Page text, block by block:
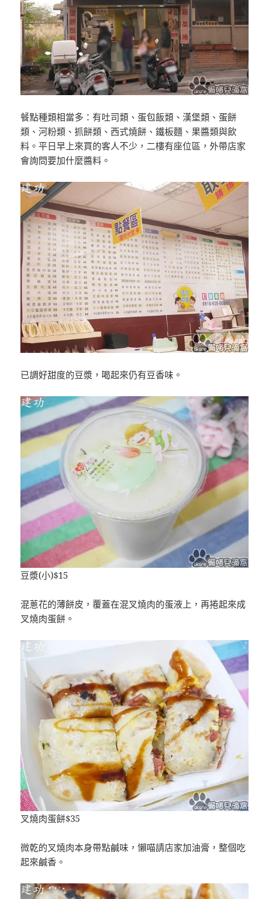
餐點種類相當多：有吐司類、蛋包飯類、漢堡類、蛋餅
類、河粉類、抓餅類、西式燒餅、鐵板麵、果醬類與飲
料。平日早上來買的客人不少，二樓有座位區，外帶店家
會詢問要加什麼醬料。
已調好甜度的豆漿，喝起來仍有豆香味。
豆漿(小)$15
混蔥花的薄餅皮，覆蓋在混叉燒肉的蛋液上，再捲起來成
叉燒肉蛋餅。
叉燒肉蛋餅$35
微乾的叉燒肉本身帶點鹹味，懶喵請店家加油膏，整個吃
起來鹹香。